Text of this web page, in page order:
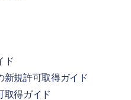
ド
新規許可取得ガイド
取得ガイド